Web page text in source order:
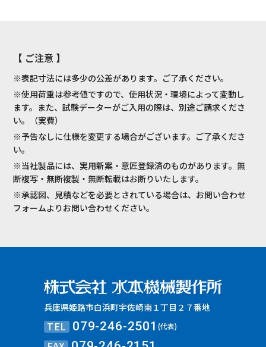
【 ご注意 】
※表記寸法には多少の公差があります。ご了承ください。
※使用荷重は参考値ですので、使用状況・環境によって変動し
ます。また、試験データーがご入用の際は、別途ご請求くださ
い。（実費）
※予告なしに仕様を変更する場合がございます。ご了承くださ
い。
※当社製品には、実用新案・意匠登録済のものがあります。無
断複写・無断複製・無断転載はお断りいたします。
※承認図、見積などを必要とされている場合は、お問い合わせ
フォームよりお問い合わせください。
兵庫県姫路市白浜町宇佐崎南１丁目２７番地
TEL 079-246-2501(代表)